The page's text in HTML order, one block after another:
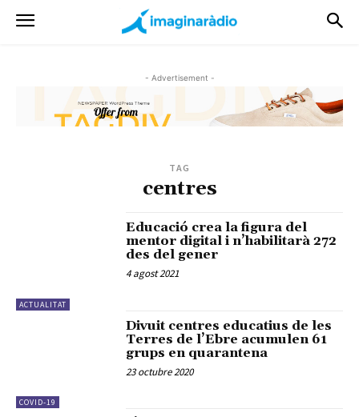
- Advertisement -
TAG
centres
ACTUALITAT
Educació crea la figura del
mentor digital i n’habilitarà 272
des del gener
4 agost 2021
COVID-19
Divuit centres educatius de les
Terres de l’Ebre acumulen 61
grups en quarantena
23 octubre 2020